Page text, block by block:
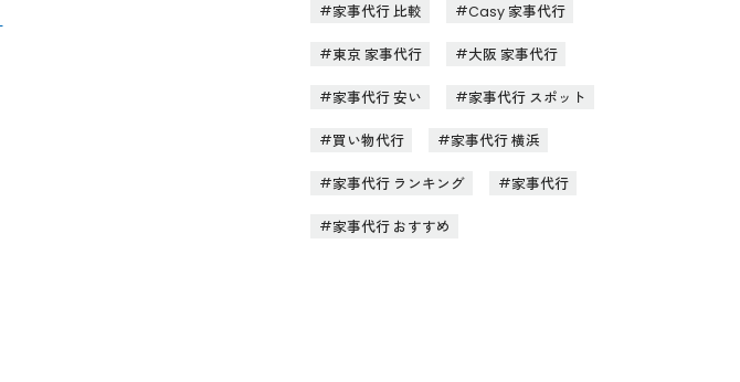
家事代行 比較 Casy 家事代行
東京 家事代行 大阪 家事代行
家事代行 安い 家事代行 スポット
買い物代行 家事代行 横浜
家事代行 ランキング 家事代行
家事代行 おすすめ